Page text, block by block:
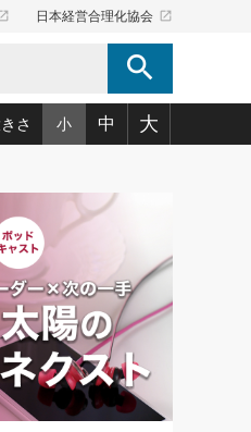
日本経営合理化協会 launch
search
もっとみる
だマネジメント」
(44)
ぎょうあん)(166)
磨く「ミミガク」のすすめ
さ 小 中 大